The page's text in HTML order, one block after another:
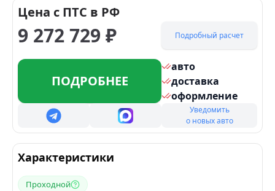
Цена с ПТС в РФ
9 272 729 ₽ Подробный расчет
ПОДРОБНЕЕ
авто
доставка
оформление
Уведомить
о новых авто
Характеристики
Проходной